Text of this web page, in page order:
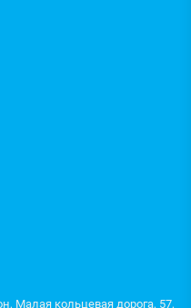
Малая кольцевая дорога, 57,